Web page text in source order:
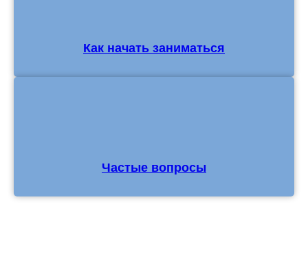
Как начать заниматься
Частые вопросы